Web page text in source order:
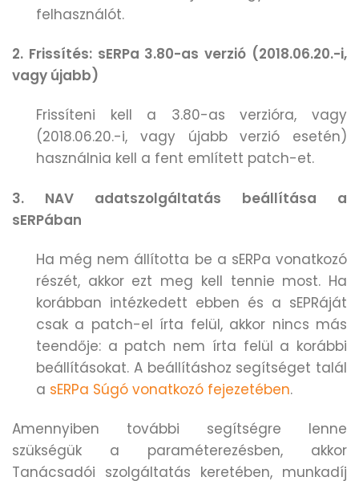
felhasználót.
2. Frissítés: sERPa 3.80-as verzió (2018.06.20.-i,
vagy újabb)
Frissíteni kell a 3.80-as verzióra, vagy
(2018.06.20.-i, vagy újabb verzió esetén)
használnia kell a fent említett patch-et.
3. NAV adatszolgáltatás beállítása a
sERPában
Ha még nem állította be a sERPa vonatkozó
részét, akkor ezt meg kell tennie most. Ha
korábban intézkedett ebben és a sEPRáját
csak a patch-el írta felül, akkor nincs más
teendője: a patch nem írta felül a korábbi
beállításokat. A beállításhoz segítséget talál
a sERPa Súgó vonatkozó fejezetében.
Amennyiben további segítségre lenne
szükségük a paraméterezésben, akkor
Tanácsadói szolgáltatás keretében, munkadíj